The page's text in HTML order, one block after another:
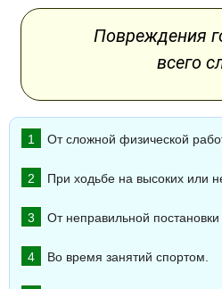
Повреждения
всего
От сложной физической
При ходьбе на высоких или
От неправильной
Во время занятий спортом.